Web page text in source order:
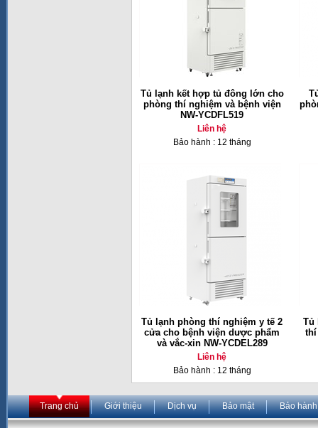
Tủ lạnh kết hợp tủ đông lớn cho
phòng thí nghiệm và bệnh viện
NW-YCDFL519
Liên hệ
Bảo hành : 12 tháng
Tủ lạnh phòng thí nghiệm y tế 2
cửa cho bệnh viện dược phẩm
và vắc-xin NW-YCDEL289
Liên hệ
Bảo hành : 12 tháng
Tủ
thí
Trang chủ Giới thiệu Dịch vụ Bảo mật Bảo hành